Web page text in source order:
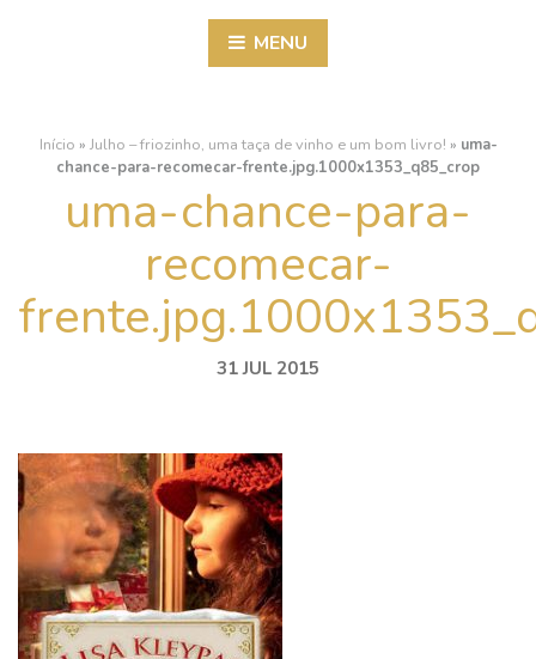
MENU
Início » Julho – friozinho, uma taça de vinho e um bom livro! » uma-
chance-para-recomecar-frente.jpg.1000x1353_q85_crop
uma-chance-para-
recomecar-
31 JUL 2015